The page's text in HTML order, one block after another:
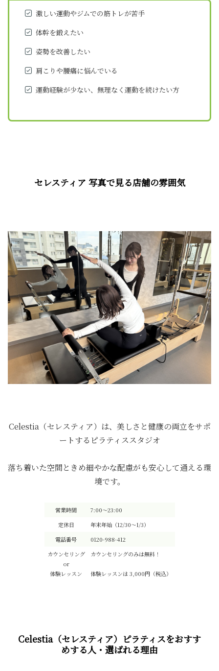
激しい運動やジムでの筋トレが苦手
体幹を鍛えたい
姿勢を改善したい
肩こりや腰痛に悩んでいる
運動経験が少ない、無理なく運動を続けたい方
セレスティア 写真で見る店舗の雰囲気
Celestia（セレスティア）は、美しさと健康の両立をサポ
ートするピラティススタジオ
落ち着いた空間ときめ細やかな配慮がも安心して通える環
境です。
営業時間
7:00～23:00
定休日
年末年始（12/30～1/3）
電話番号
0120-988-412
カウンセリング
or
体験レッスン
カウンセリングのみは無料！
体験レッスンは 3,000円（税込）
Celestia（セレスティア）ピラティスをおすす
めする人・選ばれる理由